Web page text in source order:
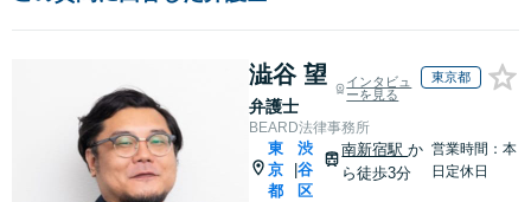
澁谷 望
弁護士
インタビュ
ーを見る
東京都
BEARD法律事務所
東
京
都
渋
谷
区
南新宿駅か
ら徒歩3分
営業時間：本
日定休日